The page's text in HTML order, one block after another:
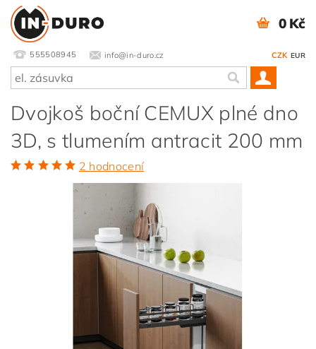
555508945 info@in-duro.cz CZK EUR
0 Kč
Dvojkoš boční CEMUX plné dno
3D, s tlumením antracit 200 mm
2 hodnocení